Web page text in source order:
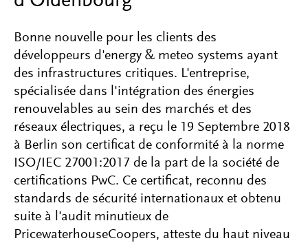
Bonne nouvelle pour les clients des
développeurs d'energy & meteo systems ayant
des infrastructures critiques. L'entreprise,
spécialisée dans l'intégration des énergies
renouvelables au sein des marchés et des
réseaux électriques, a reçu le 19 Septembre 2018
à Berlin son certificat de conformité à la norme
ISO/IEC 27001:2017 de la part de la société de
certifications PwC. Ce certificat, reconnu des
standards de sécurité internationaux et obtenu
suite à l'audit minutieux de
PricewaterhouseCoopers, atteste du haut niveau